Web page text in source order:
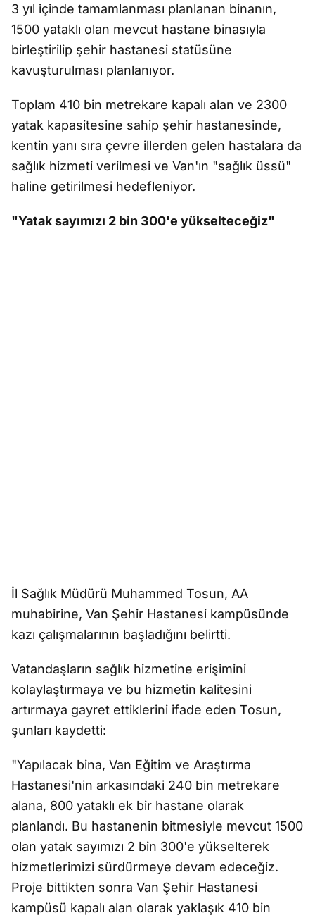
3 yıl içinde tamamlanması planlanan binanın,
1500 yataklı olan mevcut hastane binasıyla
birleştirilip şehir hastanesi statüsüne
kavuşturulması planlanıyor.
Toplam 410 bin metrekare kapalı alan ve 2300
yatak kapasitesine sahip şehir hastanesinde,
kentin yanı sıra çevre illerden gelen hastalara da
sağlık hizmeti verilmesi ve Van'ın "sağlık üssü"
haline getirilmesi hedefleniyor.
"Yatak sayımızı 2 bin 300'e yükselteceğiz"
İl Sağlık Müdürü Muhammed Tosun, AA
muhabirine, Van Şehir Hastanesi kampüsünde
kazı çalışmalarının başladığını belirtti.
Vatandaşların sağlık hizmetine erişimini
kolaylaştırmaya ve bu hizmetin kalitesini
artırmaya gayret ettiklerini ifade eden Tosun,
şunları kaydetti:
"Yapılacak bina, Van Eğitim ve Araştırma
Hastanesi'nin arkasındaki 240 bin metrekare
alana, 800 yataklı ek bir hastane olarak
planlandı. Bu hastanenin bitmesiyle mevcut 1500
olan yatak sayımızı 2 bin 300'e yükselterek
hizmetlerimizi sürdürmeye devam edeceğiz.
Proje bittikten sonra Van Şehir Hastanesi
kampüsü kapalı alan olarak yaklaşık 410 bin